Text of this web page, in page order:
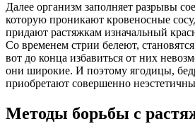
Далее организм заполняет разрывы
которую проникают кровеносные
придают растяжкам изначальный
Со временем стрии белеют,
вот до конца избавиться от них
они широкие. И поэтому ягодицы,
приобретают совершенно
Методы борьбы с